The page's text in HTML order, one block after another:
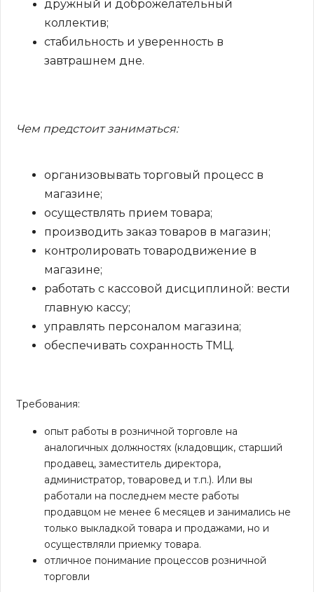
дружный и доброжелательный
коллектив;
стабильность и уверенность в
завтрашнем дне.
Чем предстоит заниматься:
организовывать торговый процесс в
магазине;
осуществлять прием товара;
производить заказ товаров в магазин;
контролировать товародвижение в
магазине;
работать с кассовой дисциплиной: вести
главную кассу;
управлять персоналом магазина;
обеспечивать сохранность ТМЦ.
Требования:
опыт работы в розничной торговле на
аналогичных должностях (кладовщик, старший
продавец, заместитель директора,
администратор, товаровед и т.п.). Или вы
работали на последнем месте работы
продавцом не менее 6 месяцев и занимались не
только выкладкой товара и продажами, но и
осуществляли приемку товара.
отличное понимание процессов розничной
торговли